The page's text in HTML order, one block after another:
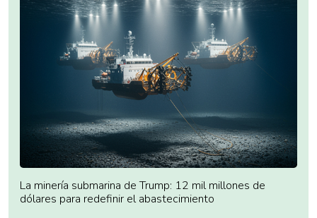
La minería submarina de Trump: 12 mil millones de
dólares para redefinir el abastecimiento